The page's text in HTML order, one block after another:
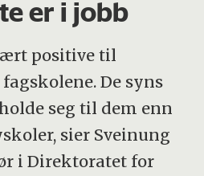
er i jobb
positive til
De syns
seg til dem enn
sier Sveinung
i Direktoratet for